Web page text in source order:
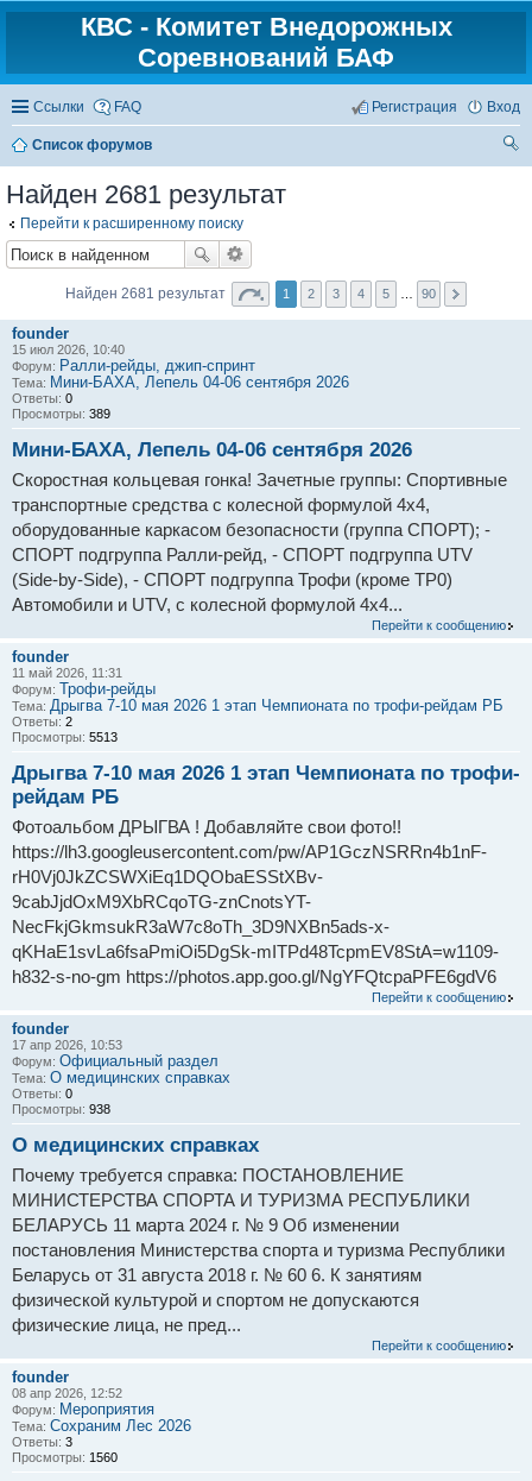
КВС - Комитет Внедорожных
Соревнований БАФ
Ссылки FAQ Вход
Регистрация
Список форумов
Найден 2681 результат
Перейти к расширенному поиску
Найден 2681 результат 1 2 3 4 5 … 90
founder
15 июл 2026, 10:40
Форум: Ралли-рейды, джип-спринт
Тема: Мини-БАХА, Лепель 04-06 сентября 2026
Ответы: 0
Просмотры: 389
Мини-БАХА, Лепель 04-06 сентября 2026
Скоростная кольцевая гонка! Зачетные группы: Cпортивные
транспортные средства с колесной формулой 4х4,
оборудованные каркасом безопасности (группа СПОРТ); -
СПОРТ подгруппа Ралли-рейд, - СПОРТ подгруппа UTV
(Side-by-Side), - СПОРТ подгруппа Трофи (кроме ТР0)
Автомобили и UTV, с колесной формулой 4х4...
Перейти к сообщению
founder
11 май 2026, 11:31
Форум: Трофи-рейды
Тема: Дрыгва 7-10 мая 2026 1 этап Чемпионата по трофи-рейдам РБ
Ответы: 2
Просмотры: 5513
Дрыгва 7-10 мая 2026 1 этап Чемпионата по трофи-
рейдам РБ
Фотоальбом ДРЫГВА ! Добавляйте свои фото!!
https://lh3.googleusercontent.com/pw/AP1GczNSRRn4b1nF-
rH0Vj0JkZCSWXiEq1DQObaESStXBv-
9cabJjdOxM9XbRCqoTG-znCnotsYT-
NecFkjGkmsukR3aW7c8oTh_3D9NXBn5ads-x-
qKHaE1svLa6fsaPmiOi5DgSk-mITPd48TcpmEV8StA=w1109-
h832-s-no-gm https://photos.app.goo.gl/NgYFQtcpaPFE6gdV6
Перейти к сообщению
founder
17 апр 2026, 10:53
Форум: Официальный раздел
Тема: О медицинских справках
Ответы: 0
Просмотры: 938
О медицинских справках
Почему требуется справка: ПОСТАНОВЛЕНИЕ
МИНИСТЕРСТВА СПОРТА И ТУРИЗМА РЕСПУБЛИКИ
БЕЛАРУСЬ 11 марта 2024 г. № 9 Об изменении
постановления Министерства спорта и туризма Республики
Беларусь от 31 августа 2018 г. № 60 6. К занятиям
физической культурой и спортом не допускаются
физические лица, не пред...
Перейти к сообщению
founder
08 апр 2026, 12:52
Форум: Мероприятия
Тема: Сохраним Лес 2026
Ответы: 3
Просмотры: 1560